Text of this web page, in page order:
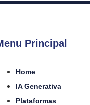
Principal
Home
IA Generativa
Plataformas